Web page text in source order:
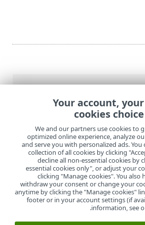
>
ESET Glossary
الهجوم > إخفاء المعلومات
المكتب
Your account, your
cookies choice
We and our partners use cookies to
optimized online experience, analyze
and serve you with personalized ads. You
collection of all cookies by clicking
decline all non-essential cookies by
essential cookies only", or adjust your
clicking "Manage cookies". You also
withdraw your consent or change your
anytime by clicking the "Manage cookies"
footer or in your account settings (if
information, see
.